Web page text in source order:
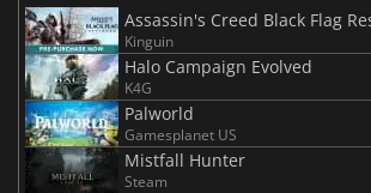
Assassin's Creed Black Flag
Kinguin
Halo Campaign Evolved
K4G
Palworld
Gamesplanet US
Mistfall Hunter
Steam